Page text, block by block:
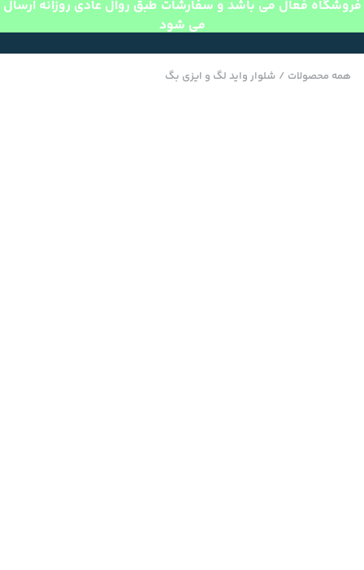
فروشگاه فعال می باشد و سفارشات طبق روال عادی روزانه ارسال
می شود
همه محصولات / شلوار واید لگ و ایزی بگ